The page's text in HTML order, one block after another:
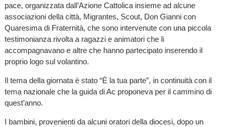
pace, organizzata dall’Azione Cattolica insieme ad alcune
associazioni della città, Migrantes, Scout, Don Gianni con
Quaresima di Fraternità, che sono intervenute con una piccola
testimonianza rivolta a ragazzi e animatori che li
accompagnavano e altre che hanno partecipato inserendo il
proprio logo sul volantino.
Il tema della giornata è stato “È la tua parte”, in continuità con il
tema nazionale che la guida di Ac proponeva per il cammino di
quest’anno.
I bambini, provenienti da alcuni oratori della diocesi, dopo un